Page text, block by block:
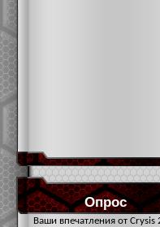
Опрос
Ваши впечатления от Crysis